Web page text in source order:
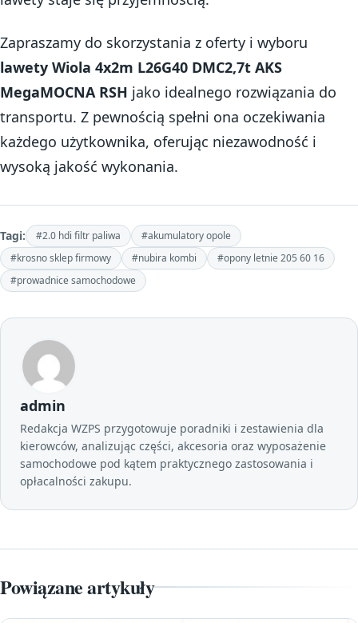
Zapraszamy do skorzystania z oferty i wyboru
lawety Wiola 4x2m L26G40 DMC2,7t AKS
MegaMOCNA RSH jako idealnego rozwiązania do
transportu. Z pewnością spełni ona oczekiwania
każdego użytkownika, oferując niezawodność i
wysoką jakość wykonania.
Tagi: #2.0 hdi filtr paliwa
#akumulatory opole
#krosno sklep firmowy
#nubira kombi
#opony letnie 205 60 16
#prowadnice samochodowe
admin
Redakcja WZPS przygotowuje poradniki i zestawienia dla
kierowców, analizując części, akcesoria oraz wyposażenie
samochodowe pod kątem praktycznego zastosowania i
opłacalności zakupu.
Powiązane artykuły